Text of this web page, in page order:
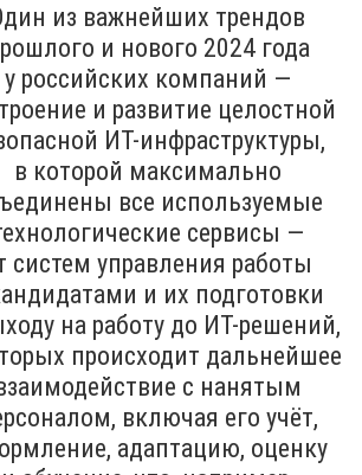
из важнейших трендов
и нового 2024 года
у российских компаний —
и развитие целостной
ИТ-инфраструктуры,
в которой максимально
все используемые
сервисы —
систем управления работы
и их подготовки
на работу до ИТ-решений,
происходит дальнейшее
с нанятым
включая его учёт,
адаптацию, оценку